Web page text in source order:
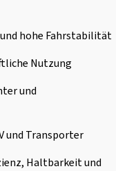
hohe Fahrstabilität
Nutzung
und
und Transporter
Haltbarkeit und